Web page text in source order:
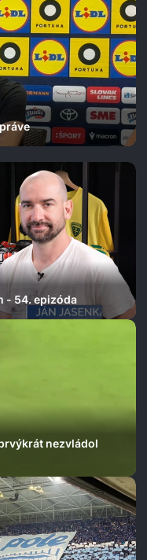
- 54. epizóda
nezvládol